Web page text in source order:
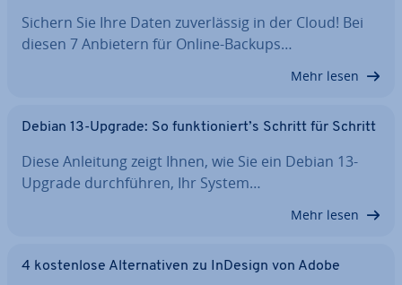
Sichern Sie Ihre Daten zu­ver­läs­sig in der Cloud! Bei
diesen 7 Anbietern für Online-Backups…
Mehr lesen
Debian 13-Upgrade: So funk­tio­niert’s Schritt für Schritt
Diese Anleitung zeigt Ihnen, wie Sie ein Debian 13-
Upgrade durch­füh­ren, Ihr System…
Mehr lesen
4 kos­ten­lo­se Al­ter­na­ti­ven zu InDesign von Adobe